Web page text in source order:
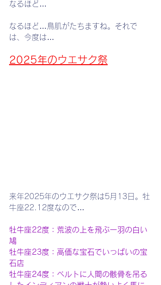
なるほど…
なるほど…鳥肌がたちますね。それで
は、今度は…
2025年のウエサク祭
来年2025年のウエサク祭は5月13日。牡
牛座22.12度なので…
牡牛座22度：荒波の上を飛ぶ一羽の白い
鳩
牡牛座23度：高価な宝石でいっぱいの宝
石店
牡牛座24度：ベルトに人間の骸骨を吊る